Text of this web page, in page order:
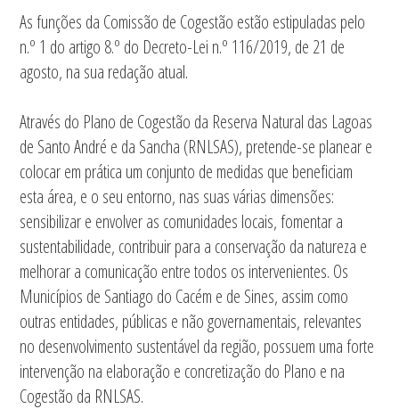
As funções da Comissão de Cogestão estão estipuladas pelo
n.º 1 do artigo 8.º do Decreto-Lei n.º 116/2019, de 21 de
agosto, na sua redação atual.
Através do Plano de Cogestão da Reserva Natural das Lagoas
de Santo André e da Sancha (RNLSAS), pretende-se planear e
colocar em prática um conjunto de medidas que beneficiam
esta área, e o seu entorno, nas suas várias dimensões:
sensibilizar e envolver as comunidades locais, fomentar a
sustentabilidade, contribuir para a conservação da natureza e
melhorar a comunicação entre todos os intervenientes. Os
Municípios de Santiago do Cacém e de Sines, assim como
outras entidades, públicas e não governamentais, relevantes
no desenvolvimento sustentável da região, possuem uma forte
intervenção na elaboração e concretização do Plano e na
Cogestão da RNLSAS.